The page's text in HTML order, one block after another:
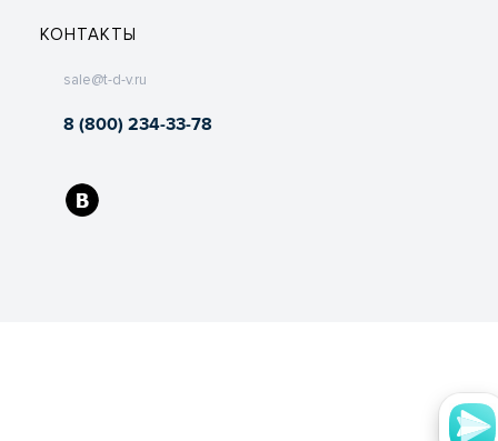
КОНТАКТЫ
sale@t-d-v.ru
8 (800) 234-33-78